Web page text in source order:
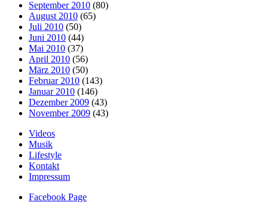
September 2010 (80)
August 2010 (65)
Juli 2010 (50)
Juni 2010 (44)
Mai 2010 (37)
April 2010 (56)
März 2010 (50)
Februar 2010 (143)
Januar 2010 (146)
Dezember 2009 (43)
November 2009 (43)
Videos
Musik
Lifestyle
Kontakt
Impressum
Facebook Page